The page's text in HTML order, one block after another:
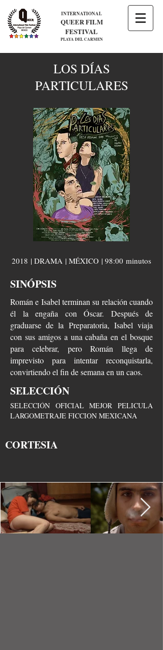
INTERNATIONAL
QUEER FILM
FESTIVAL
PLAYA DEL CARMEN
LOS DÍAS
PARTICULARES
2018 | DRAMA | MÉXICO | 98:00 minutos
SINÓPSIS
Román e Isabel terminan su relación cuando
él la engaña con Óscar. Después de
graduarse de la Preparatoria, Isabel viaja
con sus amigos a una cabaña en el bosque
para celebrar, pero Román llega de
imprevisto para intentar reconquistarla,
convirtiendo el fin de semana en un caos.
SELECCIÓN
SELECCIÓN OFICIAL MEJOR PELICULA
LARGOMETRAJE FICCION MEXICANA
CORTESIA